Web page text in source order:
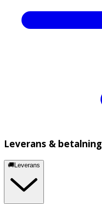
Leverans & betalning
🚚Leverans